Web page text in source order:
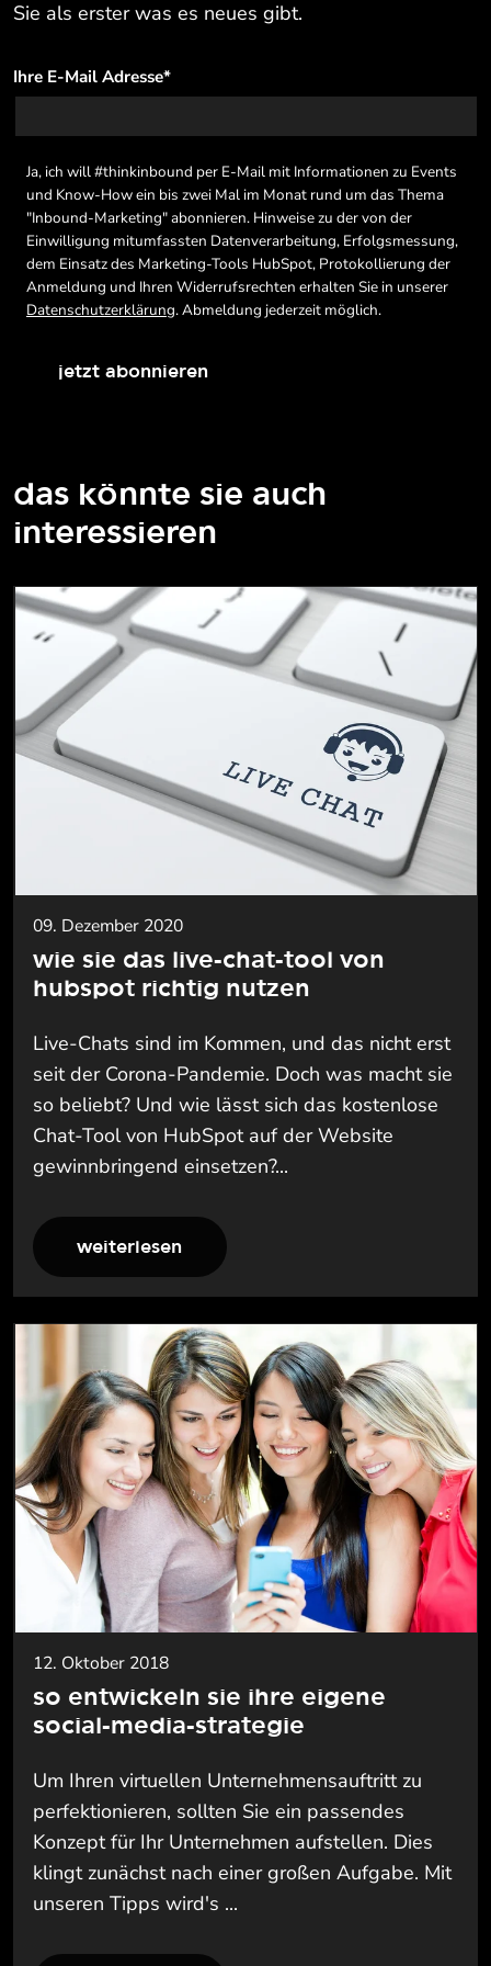
Sie als erster was es neues gibt.
Ihre E-Mail Adresse*
Ja, ich will #thinkinbound per E-Mail mit Informationen zu Events
und Know-How ein bis zwei Mal im Monat rund um das Thema
"Inbound-Marketing" abonnieren. Hinweise zu der von der
Einwilligung mitumfassten Datenverarbeitung, Erfolgsmessung,
dem Einsatz des Marketing-Tools HubSpot, Protokollierung der
Anmeldung und Ihren Widerrufsrechten erhalten Sie in unserer
Datenschutzerklärung. Abmeldung jederzeit möglich.
jetzt abonnieren
das könnte sie auch
interessieren
09. Dezember 2020
wie sie das live-chat-tool von
hubspot richtig nutzen
Live-Chats sind im Kommen, und das nicht erst
seit der Corona-Pandemie. Doch was macht sie
so beliebt? Und wie lässt sich das kostenlose
Chat-Tool von HubSpot auf der Website
gewinnbringend einsetzen?...
weiterlesen
12. Oktober 2018
so entwickeln sie ihre eigene
social-media-strategie
Um Ihren virtuellen Unternehmensauftritt zu
perfektionieren, sollten Sie ein passendes
Konzept für Ihr Unternehmen aufstellen. Dies
klingt zunächst nach einer großen Aufgabe. Mit
unseren Tipps wird's ...